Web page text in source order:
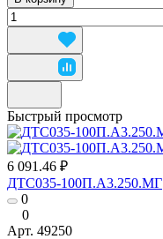
Быстрый просмотр
6 091.46 ₽
ДТС035-100П.А3.250.МГ
0
0
Арт. 49250